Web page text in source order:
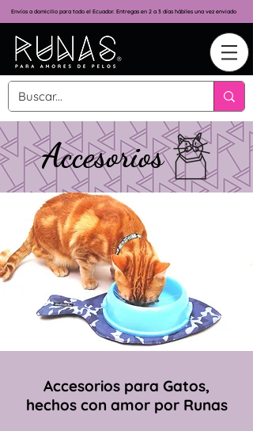
Envíos a domicilio para todo el Ecuador. Entregas en 2 a 3 días hábiles una vez enviado
Accesorios
Accesorios para Gatos,
hechos con amor por Runas